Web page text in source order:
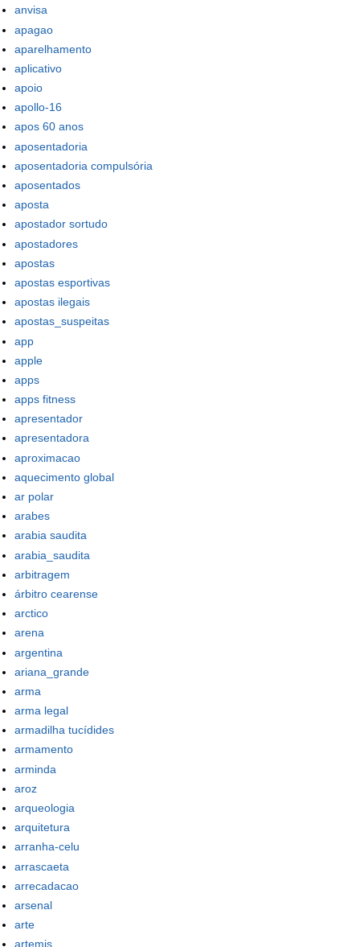
anvisa
apagao
aparelhamento
aplicativo
apoio
apollo-16
apos 60 anos
aposentadoria
aposentadoria compulsória
aposentados
aposta
apostador sortudo
apostadores
apostas
apostas esportivas
apostas ilegais
apostas_suspeitas
app
apple
apps
apps fitness
apresentador
apresentadora
aproximacao
aquecimento global
ar polar
arabes
arabia saudita
arabia_saudita
arbitragem
árbitro cearense
arctico
arena
argentina
ariana_grande
arma
arma legal
armadilha tucídides
armamento
arminda
aroz
arqueologia
arquitetura
arranha-celu
arrascaeta
arrecadacao
arsenal
arte
artemis